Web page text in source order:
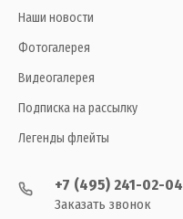
Наши новости
Фотогалерея
Видеогалерея
Подписка на рассылку
Легенды флейты
+7 (495) 241-02-04
Заказать звонок